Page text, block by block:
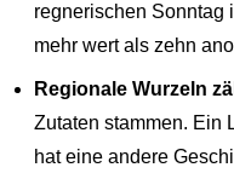
regnerischen Sonntag
mehr wert als zehn
Regionale Wurzeln
Zutaten stammen. Ein
hat eine andere